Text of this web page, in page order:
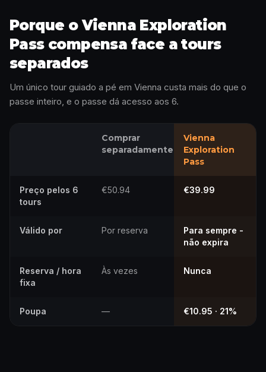
Porque o Vienna Exploration
Pass compensa face a tours
separados
Um único tour guiado a pé em Vienna custa mais do que o
passe inteiro, e o passe dá acesso aos 6.
Comprar
separadamente
Vienna
Exploration
Pass
Preço pelos 6
tours
€50.94 €39.99
Válido por Por reserva
Para sempre -
não expira
Reserva / hora
fixa
Às vezes Nunca
Poupa — €10.95 · 21%